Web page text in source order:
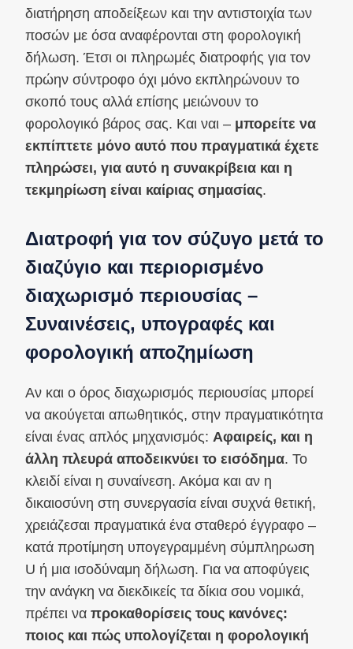
διατήρηση αποδείξεων και την αντιστοιχία των
ποσών με όσα αναφέρονται στη φορολογική
δήλωση. Έτσι οι πληρωμές διατροφής για τον
πρώην σύντροφο όχι μόνο εκπληρώνουν το
σκοπό τους αλλά επίσης μειώνουν το
φορολογικό βάρος σας. Και ναι – μπορείτε να
εκπίπτετε μόνο αυτό που πραγματικά έχετε
πληρώσει, για αυτό η συνακρίβεια και η
τεκμηρίωση είναι καίριας σημασίας.
Διατροφή για τον σύζυγο μετά το
διαζύγιο και περιορισμένο
διαχωρισμό περιουσίας –
Συναινέσεις, υπογραφές και
φορολογική αποζημίωση
Αν και ο όρος διαχωρισμός περιουσίας μπορεί
να ακούγεται απωθητικός, στην πραγματικότητα
είναι ένας απλός μηχανισμός: Αφαιρείς, και η
άλλη πλευρά αποδεικνύει το εισόδημα. Το
κλειδί είναι η συναίνεση. Ακόμα και αν η
δικαιοσύνη στη συνεργασία είναι συχνά θετική,
χρειάζεσαι πραγματικά ένα σταθερό έγγραφο –
κατά προτίμηση υπογεγραμμένη σύμπληρωση
U ή μια ισοδύναμη δήλωση. Για να αποφύγεις
την ανάγκη να διεκδικείς τα δίκια σου νομικά,
πρέπει να προκαθορίσεις τους κανόνες:
ποιος και πώς υπολογίζεται η φορολογική